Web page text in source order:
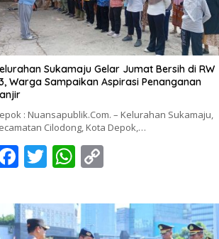
Sukamaju Gelar Jumat Bersih di RW
Warga Sampaikan Aspirasi Penanganan
: Nuansapublik.Com. – Kelurahan Sukamaju,
Cilodong, Kota Depok,…
F
e
b
T
itt
er
W
at
s
p